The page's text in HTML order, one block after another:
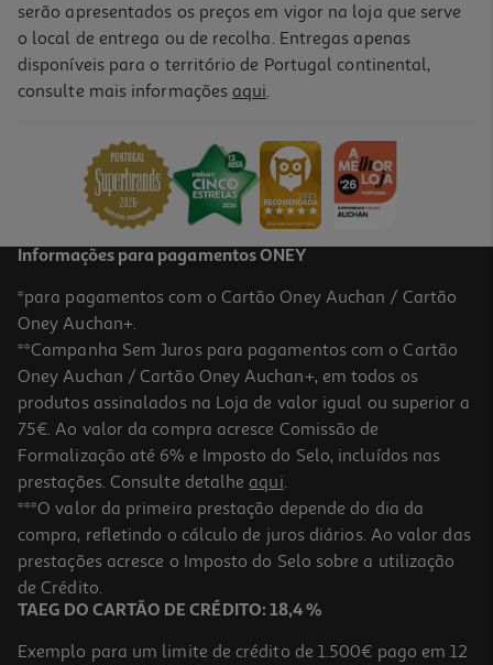
Vinho Tinto Poeira Dusty 0.75l
-10%
4.5
Vinho Tinto Seixedo Reserva Tras Os Montes 0.75l
5.99 €/Lt
Price reduced from
4,99 €to
4,49 €
Promoção
serão apresentados os preços em vigor na loja que serve
o local de entrega ou de recolha. Entregas apenas
disponíveis para o território de Portugal continental,
consulte mais informações aqui.
Informações para pagamentos ONEY
*para pagamentos com o Cartão Oney Auchan / Cartão
Oney Auchan+.
**Campanha Sem Juros para pagamentos com o Cartão
Oney Auchan / Cartão Oney Auchan+, em todos os
produtos assinalados na Loja de valor igual ou superior a
75€. Ao valor da compra acresce Comissão de
Formalização até 6% e Imposto do Selo, incluídos nas
prestações. Consulte detalhe aqui.
***O valor da primeira prestação depende do dia da
compra, refletindo o cálculo de juros diários. Ao valor das
prestações acresce o Imposto do Selo sobre a utilização
de Crédito.
TAEG DO CARTÃO DE CRÉDITO: 18,4 %
Exemplo para um limite de crédito de 1.500€ pago em 12